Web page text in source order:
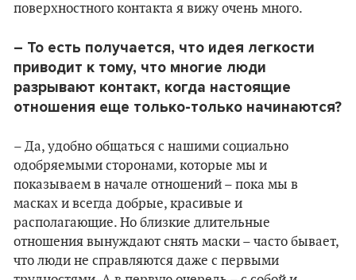
поверхностного контакта я вижу очень много.
– То есть получается, что идея легкости
приводит к тому, что многие люди
разрывают контакт, когда настоящие
отношения еще только-только начинаются?
– Да, удобно общаться с нашими социально
одобряемыми сторонами, которые мы и
показываем в начале отношений – пока мы в
масках и всегда добрые, красивые и
располагающие. Но близкие длительные
отношения вынуждают снять маски – часто бывает,
что люди не справляются даже с первыми